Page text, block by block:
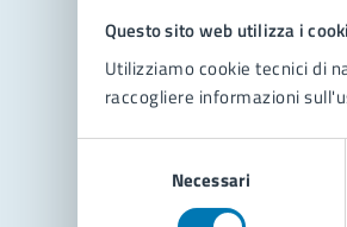
Questo sito web utilizza i
Utilizziamo cookie tecnici di
raccogliere informazioni
Necessari